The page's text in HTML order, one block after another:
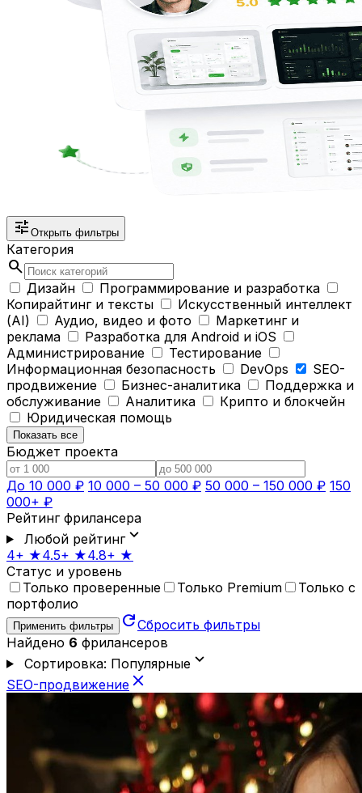
tune Открыть фильтры
Категория
search
Дизайн
Программирование и разработка
Копирайтинг и тексты
Искусственный интеллект
(AI)
Аудио, видео и фото
Маркетинг и
реклама
Разработка для Android и iOS
Администрирование
Тестирование
Информационная безопасность
DevOps
SEO-
продвижение
Бизнес-аналитика
Поддержка и
обслуживание
Аналитика
Крипто и блокчейн
Юридическая помощь
Показать все
Бюджет проекта
До 10 000 ₽ 10 000 – 50 000 ₽ 50 000 – 150 000 ₽ 150
000+ ₽
Рейтинг фрилансера
Любой рейтингexpand_more
4+ ★4.5+ ★4.8+ ★
Статус и уровень
Только проверенные
Только Premium
Только с
портфолио
Применить фильтры refreshСбросить фильтры
Найдено 6 фрилансеров
Сортировка: Популярныеexpand_more
SEO-продвижение close